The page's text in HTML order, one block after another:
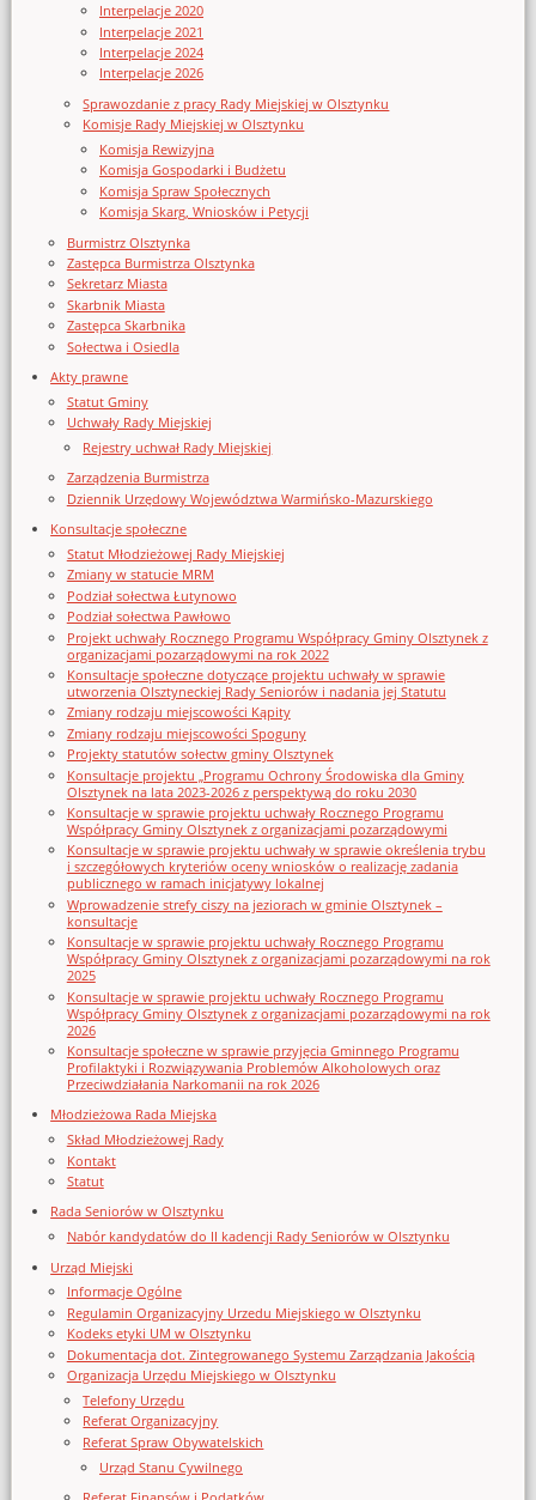
Interpelacje 2020
Interpelacje 2021
Interpelacje 2024
Interpelacje 2026
Sprawozdanie z pracy Rady Miejskiej w Olsztynku
Komisje Rady Miejskiej w Olsztynku
Komisja Rewizyjna
Komisja Gospodarki i Budżetu
Komisja Spraw Społecznych
Komisja Skarg, Wniosków i Petycji
Burmistrz Olsztynka
Zastępca Burmistrza Olsztynka
Sekretarz Miasta
Skarbnik Miasta
Zastępca Skarbnika
Sołectwa i Osiedla
Akty prawne
Statut Gminy
Uchwały Rady Miejskiej
Rejestry uchwał Rady Miejskiej
Zarządzenia Burmistrza
Dziennik Urzędowy Województwa Warmińsko-Mazurskiego
Konsultacje społeczne
Statut Młodzieżowej Rady Miejskiej
Zmiany w statucie MRM
Podział sołectwa Łutynowo
Podział sołectwa Pawłowo
Projekt uchwały Rocznego Programu Współpracy Gminy Olsztynek z
organizacjami pozarządowymi na rok 2022
Konsultacje społeczne dotyczące projektu uchwały w sprawie
utworzenia Olsztyneckiej Rady Seniorów i nadania jej Statutu
Zmiany rodzaju miejscowości Kąpity
Zmiany rodzaju miejscowości Spoguny
Projekty statutów sołectw gminy Olsztynek
Konsultacje projektu „Programu Ochrony Środowiska dla Gminy
Olsztynek na lata 2023-2026 z perspektywą do roku 2030
Konsultacje w sprawie projektu uchwały Rocznego Programu
Współpracy Gminy Olsztynek z organizacjami pozarządowymi
Konsultacje w sprawie projektu uchwały w sprawie określenia trybu
i szczegółowych kryteriów oceny wniosków o realizację zadania
publicznego w ramach inicjatywy lokalnej
Wprowadzenie strefy ciszy na jeziorach w gminie Olsztynek –
konsultacje
Konsultacje w sprawie projektu uchwały Rocznego Programu
Współpracy Gminy Olsztynek z organizacjami pozarządowymi na rok
2025
Konsultacje w sprawie projektu uchwały Rocznego Programu
Współpracy Gminy Olsztynek z organizacjami pozarządowymi na rok
2026
Konsultacje społeczne w sprawie przyjęcia Gminnego Programu
Profilaktyki i Rozwiązywania Problemów Alkoholowych oraz
Przeciwdziałania Narkomanii na rok 2026
Młodzieżowa Rada Miejska
Skład Młodzieżowej Rady
Kontakt
Statut
Rada Seniorów w Olsztynku
Nabór kandydatów do II kadencji Rady Seniorów w Olsztynku
Urząd Miejski
Informacje Ogólne
Regulamin Organizacyjny Urzedu Miejskiego w Olsztynku
Kodeks etyki UM w Olsztynku
Dokumentacja dot. Zintegrowanego Systemu Zarządzania Jakością
Organizacja Urzędu Miejskiego w Olsztynku
Telefony Urzędu
Referat Organizacyjny
Referat Spraw Obywatelskich
Urząd Stanu Cywilnego